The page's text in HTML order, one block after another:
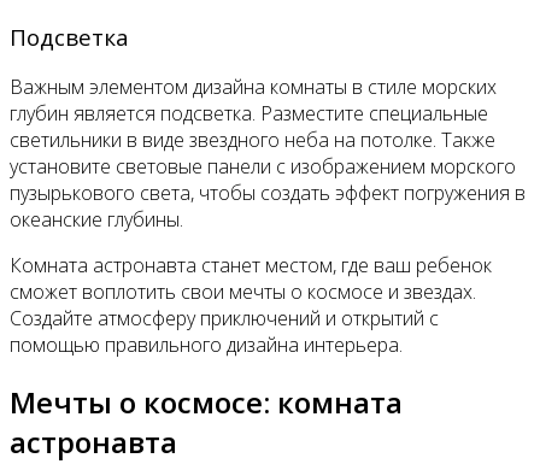
Подсветка
Важным элементом дизайна комнаты в стиле морских
глубин является подсветка. Разместите специальные
светильники в виде звездного неба на потолке. Также
установите световые панели с изображением морского
пузырькового света, чтобы создать эффект погружения в
океанские глубины.
Комната астронавта станет местом, где ваш ребенок
сможет воплотить свои мечты о космосе и звездах.
Создайте атмосферу приключений и открытий с
помощью правильного дизайна интерьера.
Мечты о космосе: комната
астронавта